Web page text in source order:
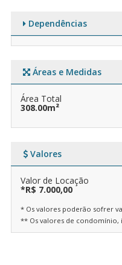
Dependências
Áreas e Medidas
Área Total
308.00m²
Valores
Valor de Locação
*R$ 7.000,00
* Os valores poderão sofrer
** Os valores de condomínio,